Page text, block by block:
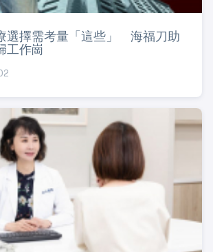
選擇需考量「這些」 海福刀助
工作崗